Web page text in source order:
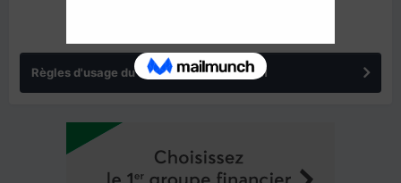
Règles d'usage du forum IMMIGRER.COM